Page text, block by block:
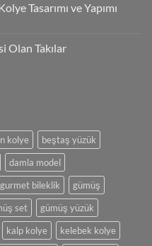
Tasarımı ve Yapımı
Olan Takılar
kolye
beştaş yüzük
damla model
gurmet bileklik
gümüş
set
gümüş yüzük
kalp kolye
kelebek kolye